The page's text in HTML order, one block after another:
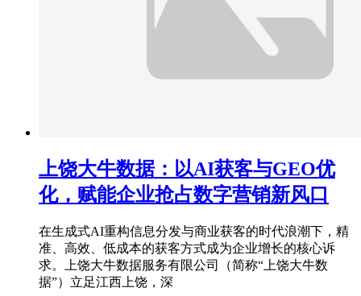
上饶大牛数据：以AI获客与GEO优
化，赋能企业抢占数字营销新风口
在生成式AI重构信息分发与商业获客的时代浪潮下，精
准、高效、低成本的获客方式成为企业增长的核心诉
求。上饶大牛数据服务有限公司（简称“上饶大牛数
据”）立足江西上饶，深